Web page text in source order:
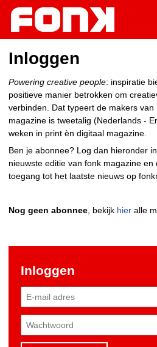
Inloggen
Powering creative people: inspiratie
positieve manier betrokken om
verbinden. Dat typeert de makers
magazine is tweetalig (Nederlands -
weken in print èn digitaal magazine.
Ben je abonnee? Log dan hieronder
nieuwste editie van fonk magazine
toegang tot het laatste nieuws op
Nog geen abonnee , bekijk hier alle
Inloggen